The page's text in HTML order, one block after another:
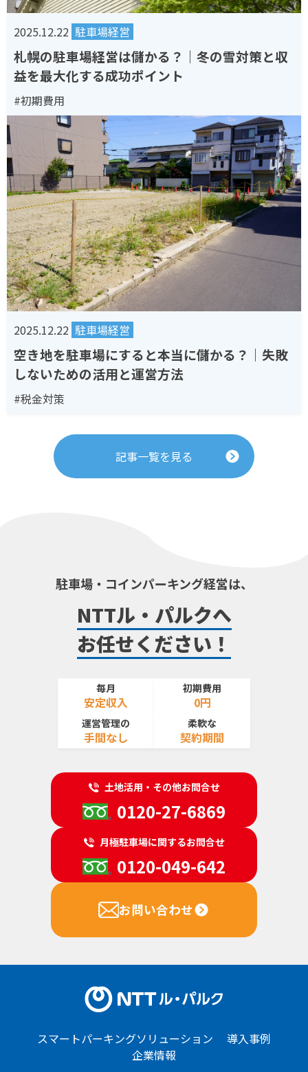
2025.12.22 駐車場経営
札幌の駐車場経営は儲かる？｜冬の雪対策と収
益を最大化する成功ポイント
#初期費用
2025.12.22 駐車場経営
空き地を駐車場にすると本当に儲かる？｜失敗
しないための活用と運営方法
#税金対策
記事一覧を見る
駐車場・コインパーキング経営は、
NTTル・パルクへ
お任せください！
毎月
安定収入
初期費用
0円
運営管理の
手間なし
柔軟な
契約期間
土地活用・その他お問合せ
0120-27-6869
月極駐車場に関するお問合せ
0120-049-642
お問い合わせ
スマートパーキングソリューション
導入事例
企業情報